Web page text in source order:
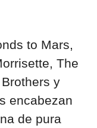
to Mars,
The
y
encabezan
de pura